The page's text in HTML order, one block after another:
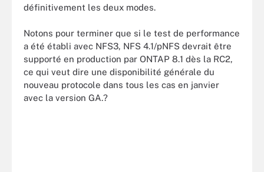
définitivement les deux modes.
Notons pour terminer que si le test de performance
a été établi avec NFS3, NFS 4.1/pNFS devrait être
supporté en production par ONTAP 8.1 dès la RC2,
ce qui veut dire une disponibilité générale du
nouveau protocole dans tous les cas en janvier
avec la version GA.?